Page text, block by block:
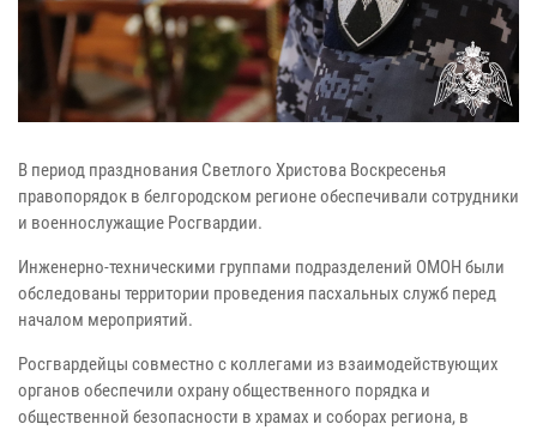
В период празднования Светлого Христова Воскресенья
правопорядок в белгородском регионе обеспечивали сотрудники
и военнослужащие Росгвардии.
Инженерно-техническими группами подразделений ОМОН были
обследованы территории проведения пасхальных служб перед
началом мероприятий.
Росгвардейцы совместно с коллегами из взаимодействующих
органов обеспечили охрану общественного порядка и
общественной безопасности в храмах и соборах региона, в